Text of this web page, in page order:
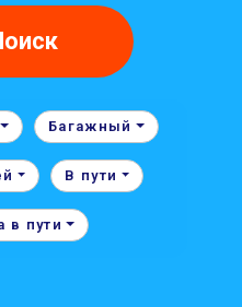
Багажный
В пути
в пути